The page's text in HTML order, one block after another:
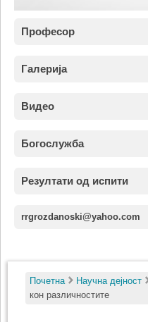
Професор
Галерија
Видео
Богослужба
Резултати од испити
rrgrozdanoski@yahoo.com
Почетна Научна дејност
кон различностите